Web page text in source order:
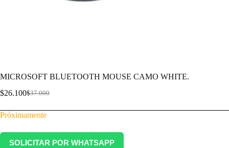
MICROSOFT BLUETOOTH MOUSE CAMO WHITE.
$37.000
$26.100
Próximamente
SOLICITAR POR WHATSAPP